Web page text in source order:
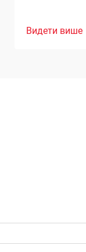
Видети више